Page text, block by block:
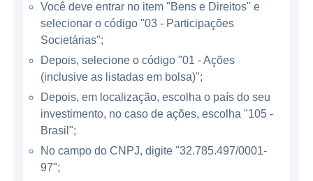
ATUAÇÃO DA NATURA
A Natura atua em diversos países da
América do Sul, América do Norte e Europa,
com operações em países como Argentina,
Chile, França, Peru e México. A empresa é
uma das líderes do mercado de beleza na
que abrange diferentes faixas etárias e
Você deve entrar no item "Bens e Direitos" e
selecionar o código "03 - Participações
Societárias";
Depois, selecione o código "01 - Ações
(inclusive as listadas em bolsa)";
Depois, em localização, escolha o país do seu
investimento, no caso de ações, escolha "105 -
Brasil";
No campo do CNPJ, digite "32.785.497/0001-
97";